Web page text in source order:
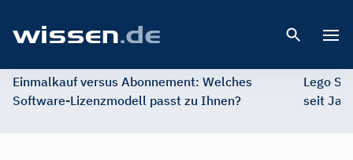
Einmalkauf versus Abonnement: Welches
Software-Lizenzmodell passt zu Ihnen?
Lego
seit